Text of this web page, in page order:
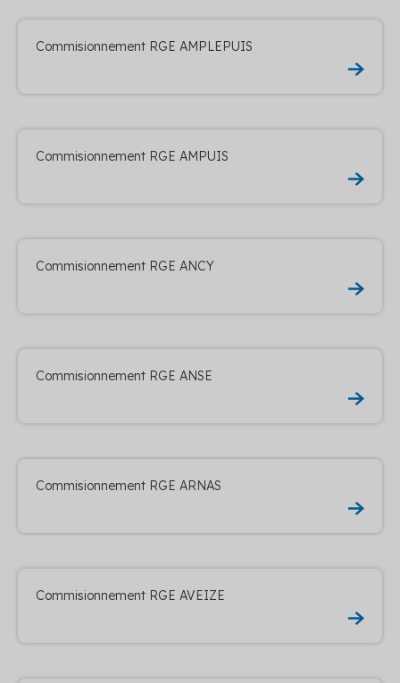
Commisionnement RGE AMPLEPUIS
Commisionnement RGE AMPUIS
Commisionnement RGE ANCY
Commisionnement RGE ANSE
Commisionnement RGE ARNAS
Commisionnement RGE AVEIZE